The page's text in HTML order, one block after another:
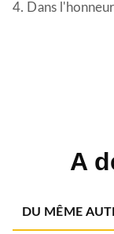
4. Dans
A
DU MÊME